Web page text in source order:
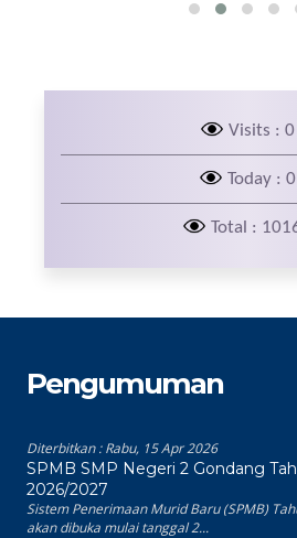
Visits : 0
Today : 0
Total :
Pengumuman
Diterbitkan :Rabu, 15 Apr 2026
SPMB SMP Negeri 2 Gondang
2026/2027
Sistem Penerimaan Murid Baru (SPMB)
akan dibuka mulai tanggal 2...